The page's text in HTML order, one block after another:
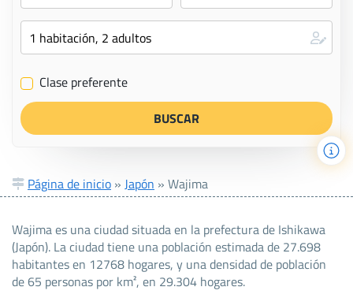
✔ Clase preferente
Página de inicio » Japón » Wajima
Wajima es una ciudad situada en la prefectura de Ishikawa
(Japón). La ciudad tiene una población estimada de 27.698
habitantes en 12768 hogares, y una densidad de población
de 65 personas por km², en 29.304 hogares.